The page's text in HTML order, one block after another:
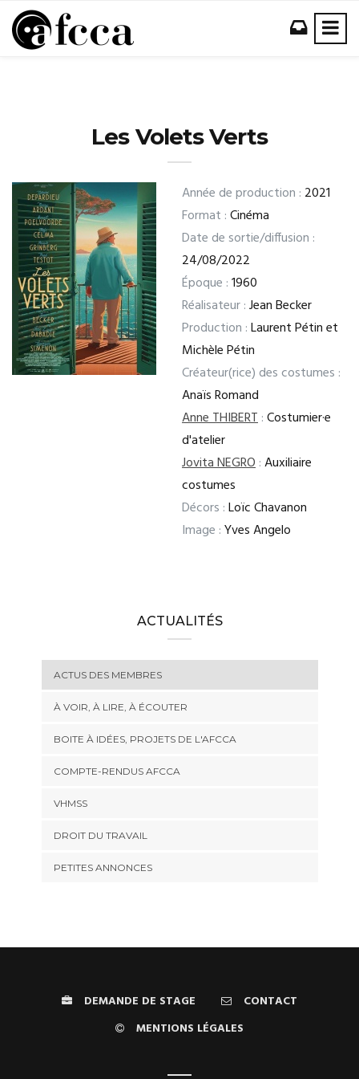
Les Volets Verts
Année de production : 2021
Format :Cinéma
Date de sortie/diffusion :
24/08/2022
Époque :1960
Réalisateur :Jean Becker
Production :Laurent Pétin et
Michèle Pétin
Créateur(rice) des costumes :
Anaïs Romand
Anne THIBERT:Costumier·e
d'atelier
Jovita NEGRO:Auxiliaire
costumes
Décors :Loïc Chavanon
Image :Yves Angelo
ACTUALITÉS
ACTUS DES MEMBRES
À VOIR, À LIRE, À ÉCOUTER
BOITE À IDÉES, PROJETS DE L'AFCCA
COMPTE-RENDUS AFCCA
VHMSS
DROIT DU TRAVAIL
PETITES ANNONCES
DEMANDE DE STAGE
CONTACT
MENTIONS LÉGALES